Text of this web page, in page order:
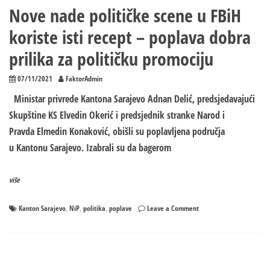
Nove nade političke scene u FBiH
koriste isti recept – poplava dobra
prilika za političku promociju
07/11/2021 FaktorAdmin
Ministar privrede Kantona Sarajevo Adnan Delić, predsjedavajući
Skupštine KS Elvedin Okerić i predsjednik stranke Narod i
Pravda Elmedin Konaković, obišli su poplavljena područja
u Kantonu Sarajevo. Izabrali su da bagerom
više
Kanton Sarajevo, NiP, politika, poplave Leave a Commenton